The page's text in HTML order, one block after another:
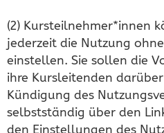
(2) Kursteilnehmer*innen
jederzeit die Nutzung
einstellen. Sie sollen die
ihre Kursleitenden
Kündigung des
selbstständig über den
den Einstellungen des